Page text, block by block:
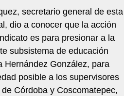
secretario general de esta
dio a conocer que la acción
es para presionar a la
subsistema de educación
Hernández González, para
posible a los supervisores
Córdoba y Coscomatepec,